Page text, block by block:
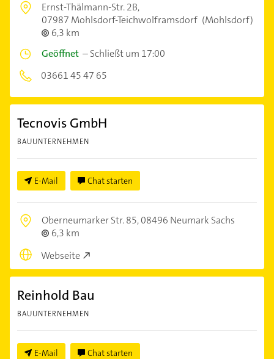
Ernst-Thälmann-Str. 2B,
07987 Mohlsdorf-Teichwolframsdorf (Mohlsdorf)
6,3 km
Geöffnet –Schließt um 17:00
03661 45 47 65
Tecnovis GmbH
BAUUNTERNEHMEN
E-Mail Chat starten
Oberneumarker Str. 85,08496 Neumark Sachs
6,3 km
Webseite
Reinhold Bau
BAUUNTERNEHMEN
E-Mail Chat starten